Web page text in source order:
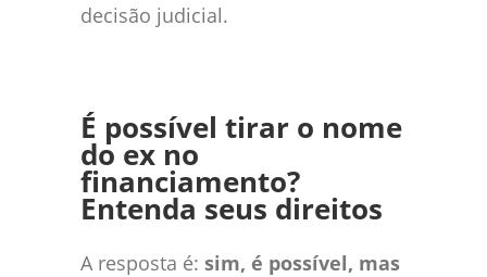
decisão judicial.
É possível tirar o nome
do ex no
financiamento?
Entenda seus direitos
A resposta é: sim, é possível, mas